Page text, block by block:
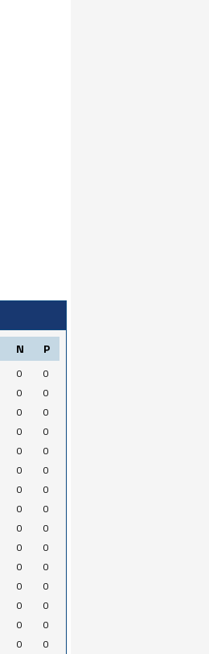
N P
0
0
0
0
0
0
0
0
0
0
0
0
0
0
0
0
0
0
0
0
0
0
0
0
0
0
0
0
0 0